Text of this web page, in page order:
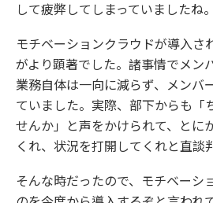
して疲弊してしまっていましたね。
モチベーションクラウドが導入さ
がより顕著でした。諸事情でメン
業務自体は一向に減らず、メンバ
ていました。実際、部下からも「
せんか」と声をかけられて、とに
くれ、状況を打開してくれと直談
そんな時だったので、モチベーシ